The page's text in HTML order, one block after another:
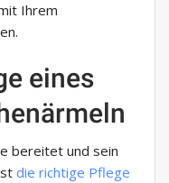
Ihrem
eines
bereitet und sein
die richtige Pflege